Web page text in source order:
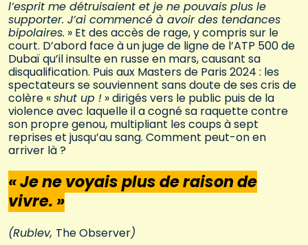
l’esprit me détruisaient et je ne pouvais plus le
supporter. J’ai commencé à avoir des tendances
bipolaires. » Et des accès de rage, y compris sur le
court. D’abord face à un juge de ligne de l’ATP 500 de
Dubaï qu’il insulte en russe en mars, causant sa
disqualification. Puis aux Masters de Paris 2024 : les
spectateurs se souviennent sans doute de ses cris de
colère «shut up ! » dirigés vers le public puis de la
violence avec laquelle il a cogné sa raquette contre
son propre genou, multipliant les coups à sept
reprises et jusqu’au sang. Comment peut-on en
arriver là ?
« Je ne voyais plus de raison de
vivre. »
(Rublev, The Observer)